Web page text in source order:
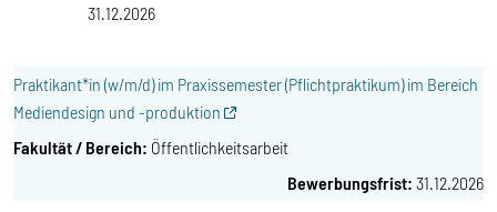
31.12.2026
Praktikant*in (w/m/d) im Praxissemester (Pflichtpraktikum) im Bereich
Mediendesign und -produktion
Öffentlichkeitsarbeit
31.12.2026